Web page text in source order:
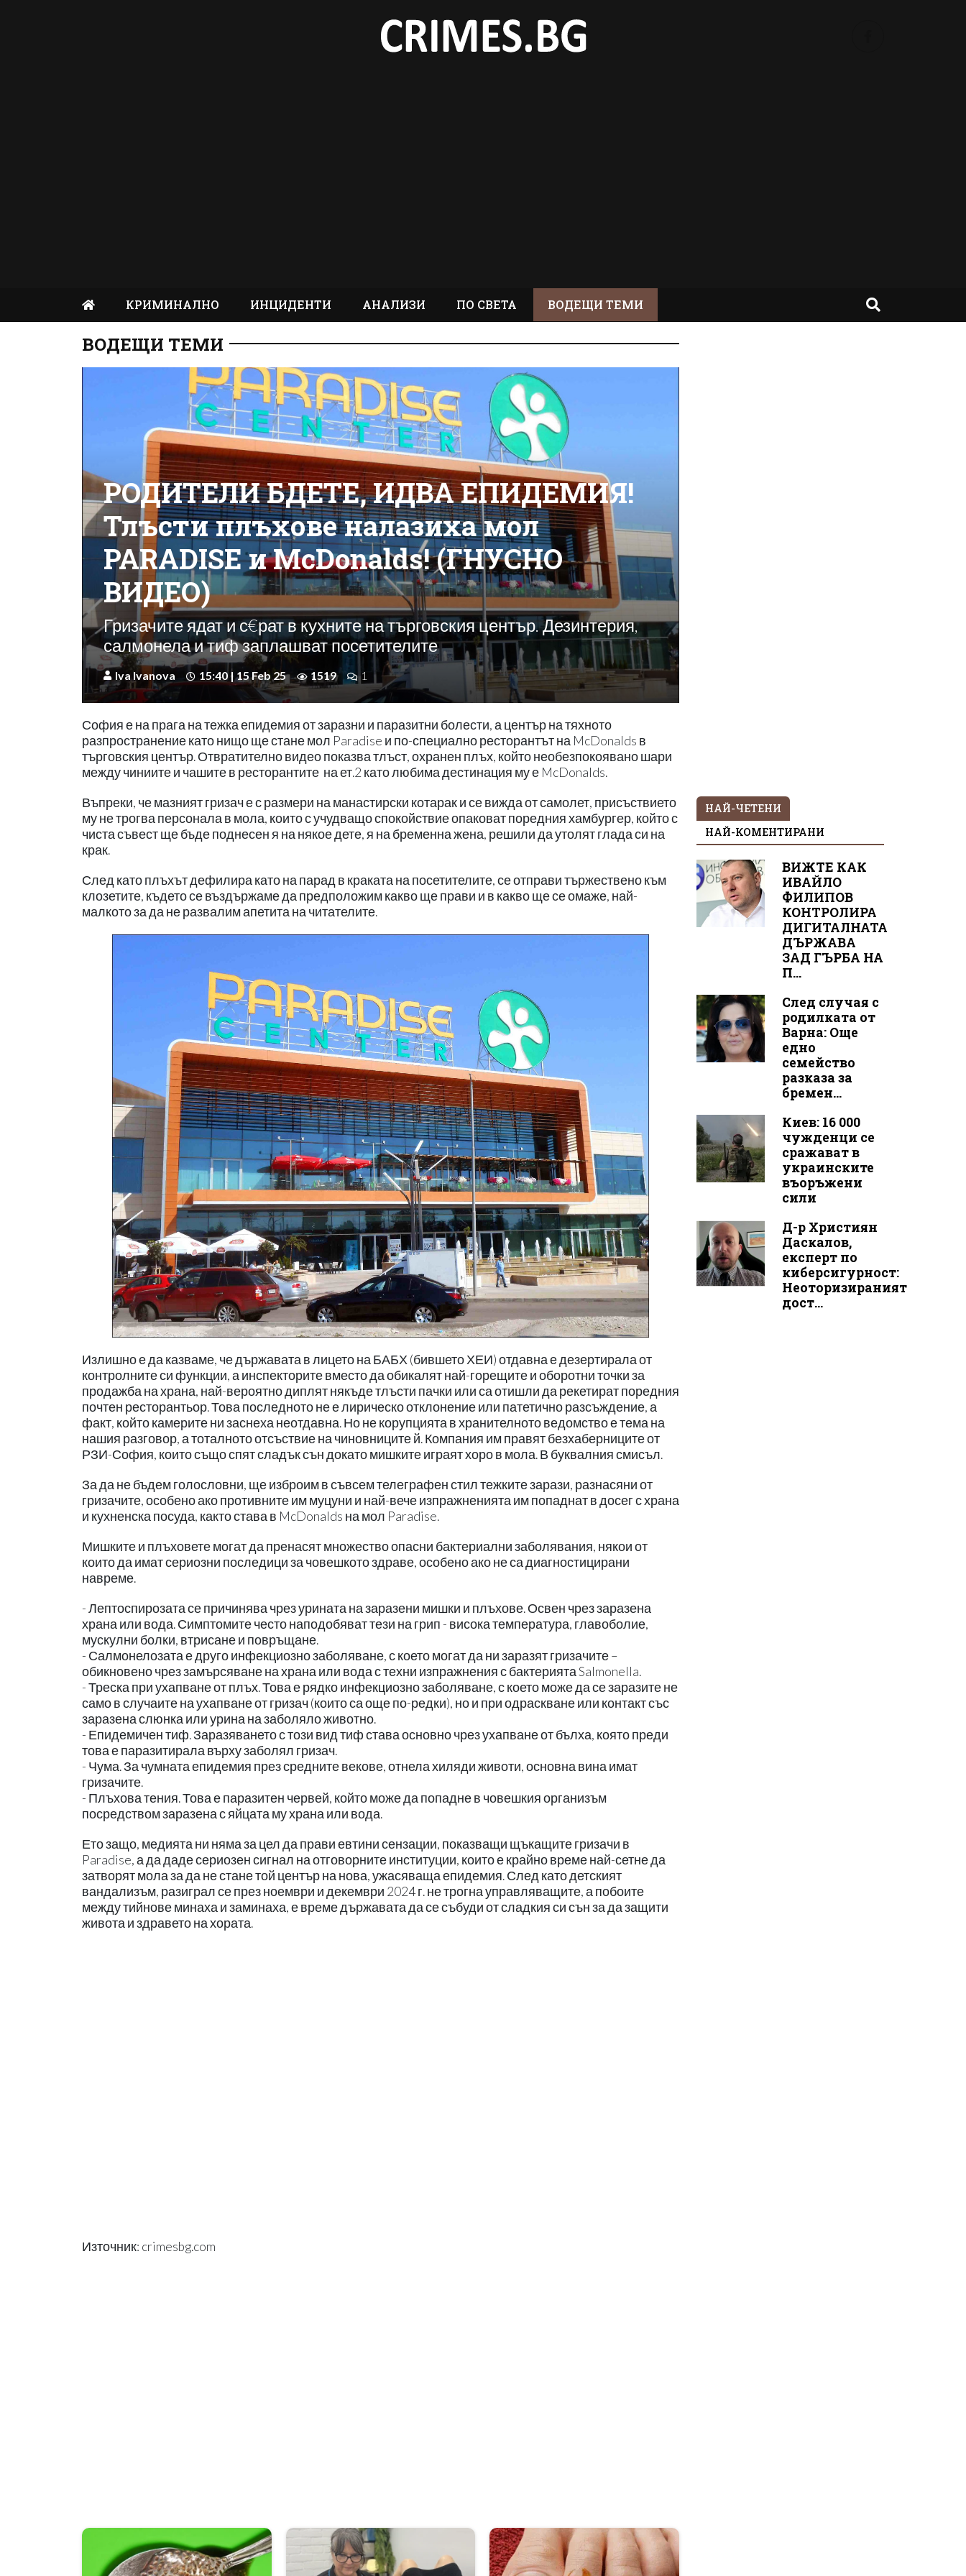
КРИМИНАЛНО ИНЦИДЕНТИ АНАЛИЗИ ПО СВЕТА ВОДЕЩИ ТЕМИ
ВОДЕЩИ ТЕМИ
РОДИТЕЛИ БДЕТЕ, ИДВА ЕПИДЕМИЯ!
Тлъсти плъхове налазиха мол
PARADISE и McDonalds! (ГНУСНО
ВИДЕО)
Гризачите ядат и с€рат в кухните на търговския център. Дезинтерия,
салмонела и тиф заплашват посетителите
Iva Ivanova 15:40 | 15 Feb 25 1519 1
София е на прага на тежка епидемия от заразни и паразитни болести, а център на тяхното
разпространение като нищо ще стане мол Paradise и по-специално ресторантът на McDonalds в
търговския център. Отвратително видео показва тлъст, охранен плъх, който необезпокоявано шари
между чиниите и чашите в ресторантите на ет.2 като любима дестинация му е McDonalds.
Въпреки, че мазният гризач е с размери на манастирски котарак и се вижда от самолет, присъствието
му не трогва персонала в мола, които с учудващо спокойствие опаковат поредния хамбургер, който с
чиста съвест ще бъде поднесен я на някое дете, я на бременна жена, решили да утолят глада си на
крак.
След като плъхът дефилира като на парад в краката на посетителите, се отправи тържествено към
клозетите, където се въздържаме да предположим какво ще прави и в какво ще се омаже, най-
малкото за да не развалим апетита на читателите.
Излишно е да казваме, че държавата в лицето на БАБХ (бившето ХЕИ) отдавна е дезертирала от
контролните си функции, а инспекторите вместо да обикалят най-горещите и оборотни точки за
продажба на храна, най-вероятно диплят някъде тлъсти пачки или са отишли да рекетират поредния
почтен ресторантьор. Това последното не е лирическо отклонение или патетично разсъждение, а
факт, който камерите ни заснеха неотдавна. Но не корупцията в хранителното ведомство е тема на
нашия разговор, а тоталното отсъствие на чиновниците й. Компания им правят безхаберниците от
РЗИ-София, които също спят сладък сън докато мишките играят хоро в мола. В буквалния смисъл.
За да не бъдем голословни, ще изброим в съвсем телеграфен стил тежките зарази, разнасяни от
гризачите, особено ако противните им муцуни и най-вече изпражненията им попаднат в досег с храна
и кухненска посуда, както става в McDonalds на мол Paradise.
Мишките и плъховете могат да пренасят множество опасни бактериални заболявания, някои от
които да имат сериозни последици за човешкото здраве, особено ако не са диагностицирани
навреме.
- Лептоспирозата се причинява чрез урината на заразени мишки и плъхове. Освен чрез заразена
храна или вода. Симптомите често наподобяват тези на грип - висока температура, главоболие,
мускулни болки, втрисане и повръщане.
- Салмонелозата е друго инфекциозно заболяване, с което могат да ни заразят гризачите –
обикновено чрез замърсяване на храна или вода с техни изпражнения с бактерията Salmonella.
- Треска при ухапване от плъх. Това е рядко инфекциозно заболяване, с което може да се заразите не
само в случаите на ухапване от гризач (които са още по-редки), но и при одраскване или контакт със
заразена слюнка или урина на заболяло животно.
- Епидемичен тиф. Заразяването с този вид тиф става основно чрез ухапване от бълха, която преди
това е паразитирала върху заболял гризач.
- Чума. За чумната епидемия през средните векове, отнела хиляди животи, основна вина имат
гризачите.
- Плъхова тения. Това е паразитен червей, който може да попадне в човешкия организъм
посредством заразена с яйцата му храна или вода.
Ето защо, медията ни няма за цел да прави евтини сензации, показващи щъкащите гризачи в
Paradise, а да даде сериозен сигнал на отговорните институции, които е крайно време най-сетне да
затворят мола за да не стане той център на нова, ужасяваща епидемия. След като детският
вандализъм, разиграл се през ноември и декември 2024 г. не трогна управляващите, а побоите
между тийнове минаха и заминаха, е време държавата да се събуди от сладкия си сън за да защити
живота и здравето на хората.
Източник: crimesbg.com
НАЙ-ЧЕТЕНИ
НАЙ-КОМЕНТИРАНИ
ВИЖТЕ КАК
ИВАЙЛО
ФИЛИПОВ
КОНТРОЛИРА
ДИГИТАЛНАТА
ДЪРЖАВА
ЗАД ГЪРБА НА
П...
След случая с
родилката от
Варна: Още
едно
семейство
разказа за
бремен...
Киев: 16 000
чужденци се
сражават в
украинските
въоръжени
сили
Д-р Християн
Даскалов,
експерт по
киберсигурност:
Неоторизираният
дост...